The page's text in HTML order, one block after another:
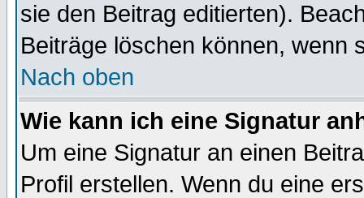
sie den Beitrag editierten).
Beiträge löschen können, wenn
Nach oben
Wie kann ich eine Signatur
Um eine Signatur an einen
Profil erstellen. Wenn du eine